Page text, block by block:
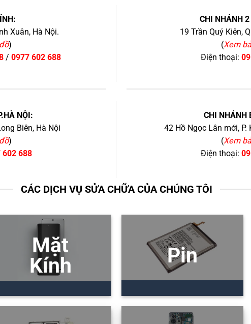
Xuân, Hà Nội.
)
/ 0977 602 688
CHI NHÁNH
19 Trần Quý Kiên,
(Xem
Điện thoại:
NỘI:
Biên, Hà Nội
)
602 688
CHI NHÁNH
42 Hồ Ngọc Lân mới, P.
(Xem
Điện thoại:
CÁC DỊCH VỤ SỬA CHỮA CỦA CHÚNG TÔI
Mặt
Kính
Pin